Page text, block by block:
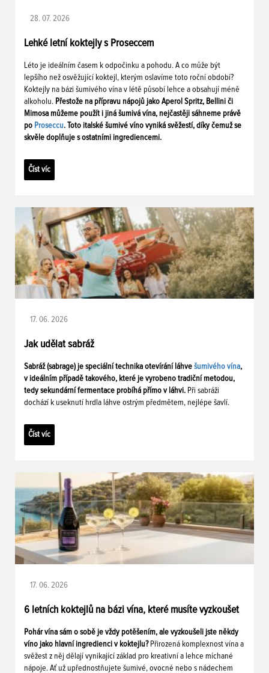
28. 07. 2026
Lehké letní koktejly s Proseccem
Léto je ideálním časem k odpočinku a pohodu. A co může být
lepšího než osvěžující koktejl, kterým oslavíme toto roční období?
Koktejly na bázi šumivého vína v létě působí lehce a obsahují méně
alkoholu. Přestože na přípravu nápojů jako Aperol Spritz, Bellini či
Mimosa můžeme použít i jiná šumivá vína, nejčastěji sáhneme právě
po Proseccu. Toto italské šumivé víno vyniká svěžestí, díky čemuž se
skvěle doplňuje s ostatními ingrediencemi.
Číst víc
17. 06. 2026
Jak udělat sabráž
Sabráž (sabrage) je speciální technika otevírání láhve šumivého vína,
v ideálním případě takového, které je vyrobeno tradiční metodou,
tedy sekundární fermentace probíhá přímo v láhvi. Při sabráži
dochází k useknutí hrdla láhve ostrým předmětem, nejlépe šavlí.
Číst víc
17. 06. 2026
6 letních koktejlů na bázi vína, které musíte vyzkoušet
Pohár vína sám o sobě je vždy potěšením, ale vyzkoušeli jste někdy
víno jako hlavní ingredienci v koktejlu? Přirozená komplexnost vína a
svěžest z něj dělají vynikající základ pro kreativní a lehce míchané
nápoje. Ať už upřednostňujete šumivé, ovocné nebo s nádechem